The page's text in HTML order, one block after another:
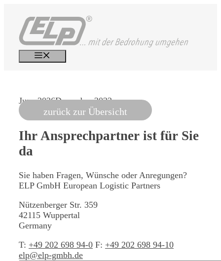
content
June 2026December 2022
zurück zur Übersicht
Ihr Ansprechpartner ist für Sie
da
Sie haben Fragen, Wünsche oder Anregungen?
ELP GmbH European Logistic Partners
Nützenberger Str. 359
42115 Wuppertal
Germany
T: +49 202 698 94-0 F: +49 202 698 94-10
elp@elp-gmbh.de